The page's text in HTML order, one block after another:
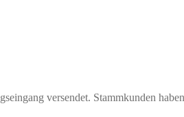
versendet. Stammkunden